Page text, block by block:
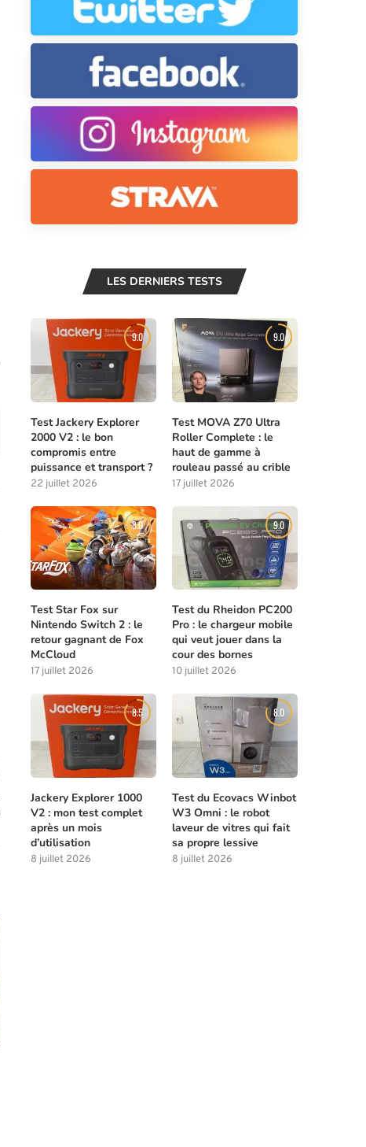
LES DERNIERS TESTS
9.0
Test Jackery Explorer
2000 V2 : le bon
compromis entre
puissance et transport ?
22 juillet 2026
9.0
Test MOVA Z70 Ultra
Roller Complete : le
haut de gamme à
rouleau passé au crible
17 juillet 2026
8.0
Test Star Fox sur
Nintendo Switch 2 : le
retour gagnant de Fox
McCloud
17 juillet 2026
9.0
Test du Rheidon PC200
Pro : le chargeur mobile
qui veut jouer dans la
cour des bornes
10 juillet 2026
8.5
Jackery Explorer 1000
V2 : mon test complet
après un mois
d’utilisation
8 juillet 2026
8.0
Test du Ecovacs Winbot
W3 Omni : le robot
laveur de vitres qui fait
sa propre lessive
8 juillet 2026